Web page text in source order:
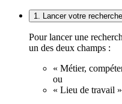
1. Lancer votre recherche
Pour lancer une
un des deux champs :
« Métier,
ou
« Lieu de travail